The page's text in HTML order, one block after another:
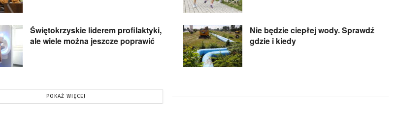
Świętokrzyskie liderem profilaktyki,
ale wiele można jeszcze poprawić
Nie będzie ciepłej wody. Sprawdź
gdzie i kiedy
POKAŻ WIĘCEJ